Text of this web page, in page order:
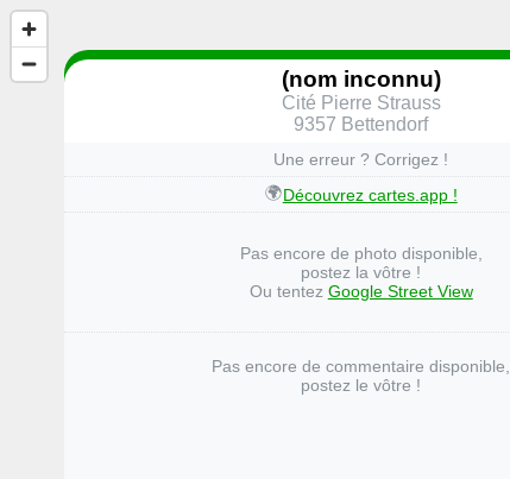
(nom inconnu)
Cité Pierre Strauss
9357 Bettendorf
Une erreur ? Corrigez !
🌍Découvrez cartes.app !
Pas encore de photo disponible,
postez la vôtre !
Ou tentez Google Street View
Pas encore de commentaire disponible,
postez le vôtre !